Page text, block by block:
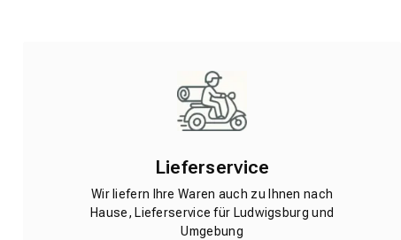
Lieferservice
Wir liefern Ihre Waren auch zu Ihnen nach
Hause, Lieferservice für Ludwigsburg und
Umgebung